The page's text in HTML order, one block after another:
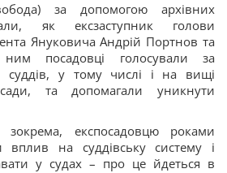
за допомогою архівних
як ексзаступник голови
Януковича Андрій Портнов та
посадовці голосували за
суддів, у тому числі і на вищі
та допомагали уникнути
експосадовцю роками
вплив на суддівську систему і
у судах – про це йдеться в